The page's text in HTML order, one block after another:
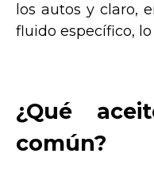
los autos y claro,
fluido específico,
¿Qué
común?